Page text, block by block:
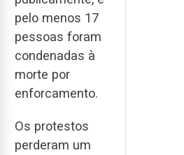
pelo menos 17
pessoas foram
condenadas à
morte por
enforcamento.
Os protestos
perderam um